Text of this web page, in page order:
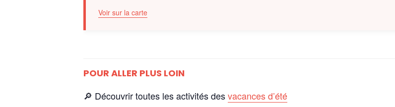
Voir sur la carte
POUR ALLER PLUS LOIN
🔎 Découvrir toutes les activités desvacances d’été